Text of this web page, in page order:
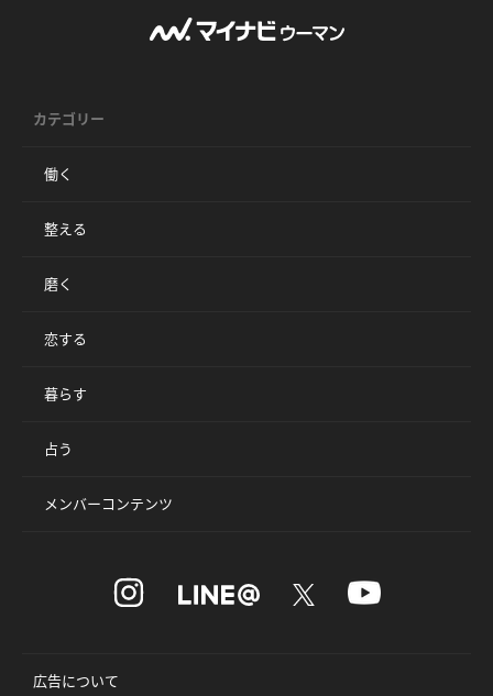
カテゴリー
働く
整える
磨く
恋する
暮らす
占う
メンバーコンテンツ
広告について